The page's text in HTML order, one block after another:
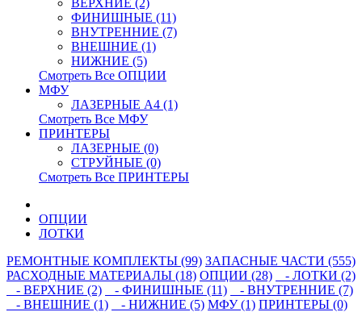
ВЕРХНИЕ (2)
ФИНИШНЫЕ (11)
ВНУТРЕННИЕ (7)
ВНЕШНИЕ (1)
НИЖНИЕ (5)
Смотреть Все ОПЦИИ
МФУ
ЛАЗЕРНЫЕ A4 (1)
Смотреть Все МФУ
ПРИНТЕРЫ
ЛАЗЕРНЫЕ (0)
СТРУЙНЫЕ (0)
Смотреть Все ПРИНТЕРЫ
ОПЦИИ
ЛОТКИ
РЕМОНТНЫЕ КОМПЛЕКТЫ (99) ЗАПАСНЫЕ ЧАСТИ (555)
РАСХОДНЫЕ МАТЕРИАЛЫ (18) ОПЦИИ (28)
- ЛОТКИ (2)
- ВЕРХНИЕ (2)
- ФИНИШНЫЕ (11)
- ВНУТРЕННИЕ (7)
- ВНЕШНИЕ (1)
- НИЖНИЕ (5) МФУ (1) ПРИНТЕРЫ (0)